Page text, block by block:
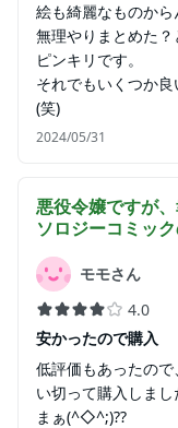
絵も綺麗なものか
無理やりまとめた
ピンキリです。
それでもいくつか
(笑)
2024/05/31
悪役令嬢ですが
ソロジーコミック
モモさん
4.0
安かったので購入
低評価もあったの
い切って購入しまし
まぁ(^◇^;)??